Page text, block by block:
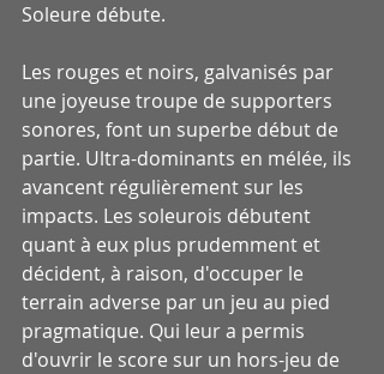
Soleure débute.
Les rouges et noirs, galvanisés par
une joyeuse troupe de supporters
sonores, font un superbe début de
partie. Ultra-dominants en mélée, ils
avancent régulièrement sur les
impacts. Les soleurois débutent
quant à eux plus prudemment et
décident, à raison, d'occuper le
terrain adverse par un jeu au pied
pragmatique. Qui leur a permis
d'ouvrir le score sur un hors-jeu de